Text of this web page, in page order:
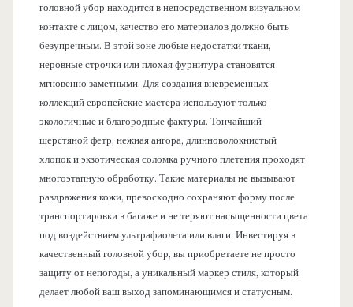
головной убор находится в непосредственном визуальном
контакте с лицом, качество его материалов должно быть
безупречным. В этой зоне любые недостатки ткани,
неровные строчки или плохая фурнитура становятся
мгновенно заметными. Для создания вневременных
коллекций европейские мастера используют только
экологичные и благородные фактуры. Тончайший
шерстяной фетр, нежная ангора, длинноволокнистый
хлопок и экзотическая соломка ручного плетения проходят
многоэтапную обработку. Такие материалы не вызывают
раздражения кожи, превосходно сохраняют форму после
транспортировки в багаже и не теряют насыщенности цвета
под воздействием ультрафиолета или влаги. Инвестируя в
качественный головной убор, вы приобретаете не просто
защиту от непогоды, а уникальный маркер стиля, который
делает любой ваш выход запоминающимся и статусным.